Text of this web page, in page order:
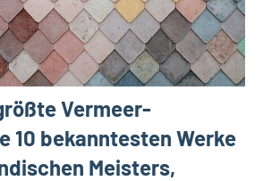
Vermeer-
10 bekanntesten Werke
Meisters,